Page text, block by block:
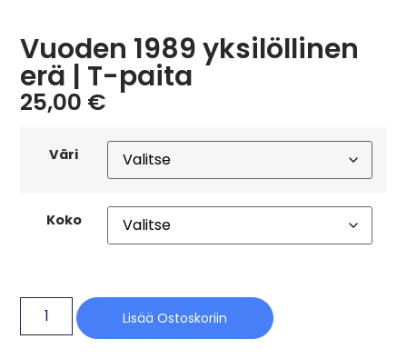
Vuoden 1989 yksilöllinen
erä | T-paita
25,00 €
Väri
Koko
Lisää Ostoskoriin